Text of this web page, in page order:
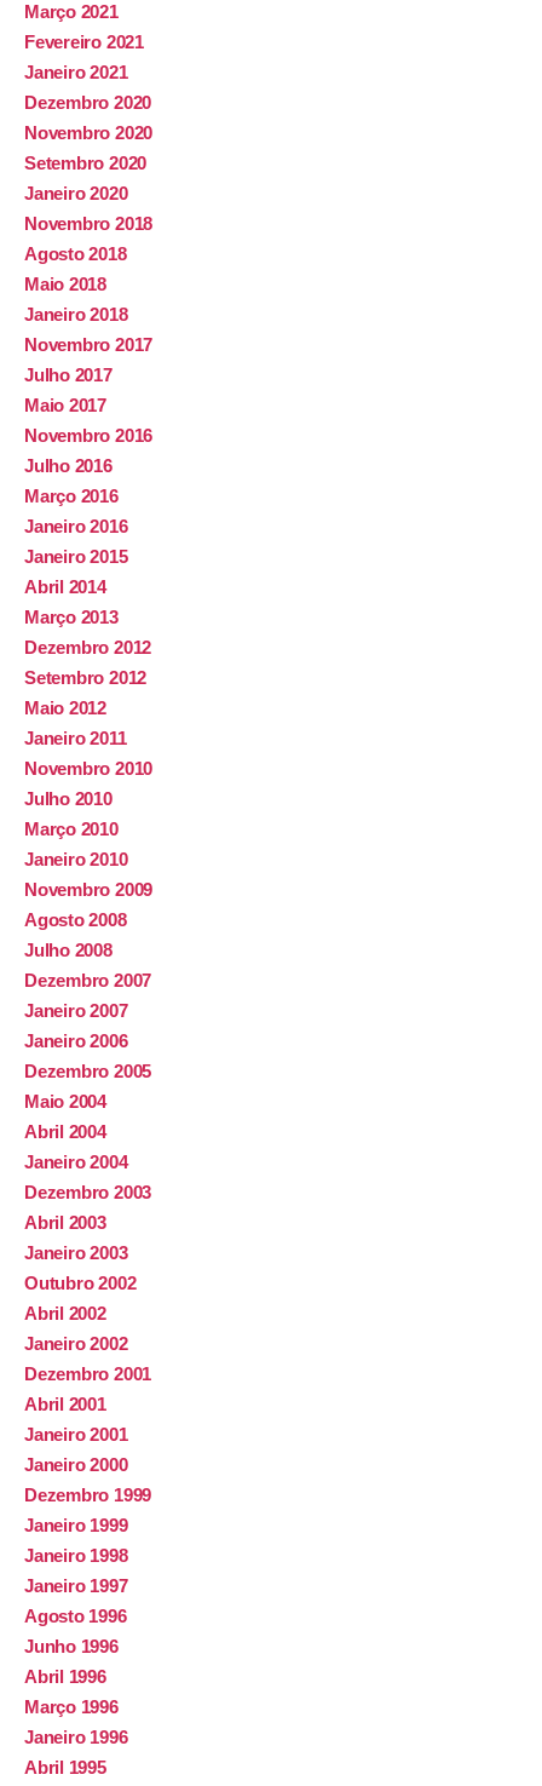
Março 2021
Fevereiro 2021
Janeiro 2021
Dezembro 2020
Novembro 2020
Setembro 2020
Janeiro 2020
Novembro 2018
Agosto 2018
Maio 2018
Janeiro 2018
Novembro 2017
Julho 2017
Maio 2017
Novembro 2016
Julho 2016
Março 2016
Janeiro 2016
Janeiro 2015
Abril 2014
Março 2013
Dezembro 2012
Setembro 2012
Maio 2012
Janeiro 2011
Novembro 2010
Julho 2010
Março 2010
Janeiro 2010
Novembro 2009
Agosto 2008
Julho 2008
Dezembro 2007
Janeiro 2007
Janeiro 2006
Dezembro 2005
Maio 2004
Abril 2004
Janeiro 2004
Dezembro 2003
Abril 2003
Janeiro 2003
Outubro 2002
Abril 2002
Janeiro 2002
Dezembro 2001
Abril 2001
Janeiro 2001
Janeiro 2000
Dezembro 1999
Janeiro 1999
Janeiro 1998
Janeiro 1997
Agosto 1996
Junho 1996
Abril 1996
Março 1996
Janeiro 1996
Abril 1995